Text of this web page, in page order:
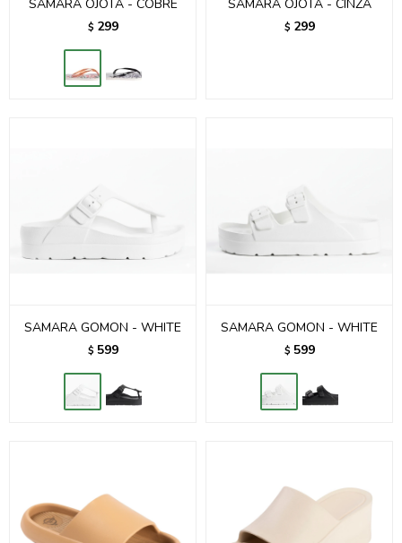
SAMARA OJOTA - COBRE
$ 299
SAMARA OJOTA - CINZA
$ 299
SAMARA GOMON - WHITE
$ 599
SAMARA GOMON - WHITE
$ 599